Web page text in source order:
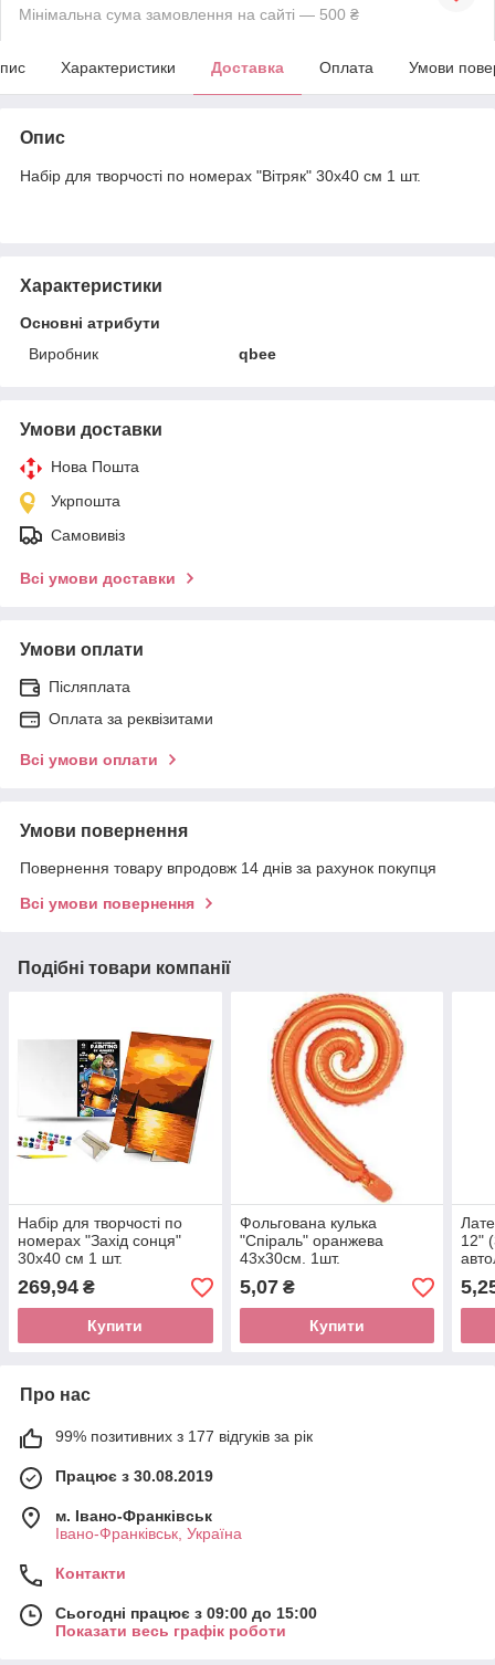
Мінімальна сума замовлення на сайті — 500 ₴
Характеристики Доставка Оплата Умови
Опис
Набір для творчості по номерах "Вітряк" 30х40 см 1 шт.
Характеристики
Основні атрибути
Виробник
qbee
Умови доставки
Нова Пошта
Укрпошта
Самовивіз
Всі умови доставки
Умови оплати
Післяплата
Оплата за реквізитами
Всі умови оплати
Умови повернення
Повернення товару впродовж 14 днів за рахунок покупця
Всі умови повернення
Подібні товари компанії
Набір для творчості по
номерах "Захід сонця"
30х40 см 1 шт.
269,94 ₴
Купити
Фольгована кулька
"Спіраль" оранжева
43х30см. 1шт.
5,07₴
Купити
12"
Про нас
99% позитивних з 177 відгуків за рік
Працює з 30.08.2019
м. Івано-Франківськ
Івано-Франківськ, Україна
Контакти
Сьогодні працює з 09:00 до 15:00
Показати весь графік роботи